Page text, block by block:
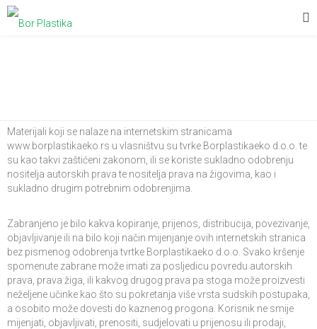
Materijali koji se nalaze na internetskim stranicama
www.borplastikaeko.rs u vlasništvu su tvrke Borplastikaeko d.o.o. te
su kao takvi zaštićeni zakonom, ili se koriste sukladno odobrenju
nositelja autorskih prava te nositelja prava na žigovima, kao i
sukladno drugim potrebnim odobrenjima.
Zabranjeno je bilo kakva kopiranje, prijenos, distribucija, povezivanje,
objavljivanje ili na bilo koji način mijenjanje ovih internetskih stranica
bez pismenog odobrenja tvrtke Borplastikaeko d.o.o. Svako kršenje
spomenute zabrane može imati za posljedicu povredu autorskih
prava, prava žiga, ili kakvog drugog prava pa stoga može proizvesti
neželjene učinke kao što su pokretanja više vrsta sudskih postupaka,
a osobito može dovesti do kaznenog progona. Korisnik ne smije
mijenjati, objavljivati, prenositi, sudjelovati u prijenosu ili prodaji,